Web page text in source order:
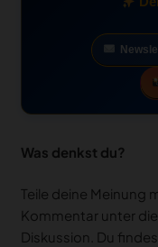
Was denkst du?
Teile deine Meinung
Kommentar unter
Diskussion. Du